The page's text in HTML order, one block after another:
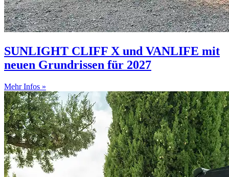
SUNLIGHT CLIFF X und VANLIFE mit
neuen Grundrissen für 2027
Mehr Infos »